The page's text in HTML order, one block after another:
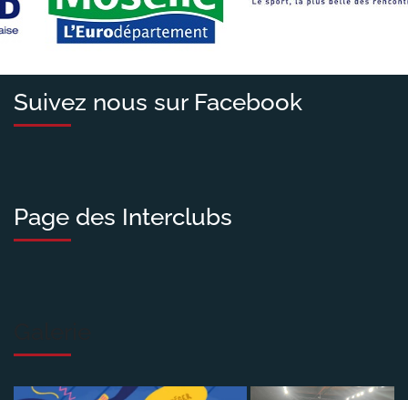
Suivez nous sur Facebook
Page des Interclubs